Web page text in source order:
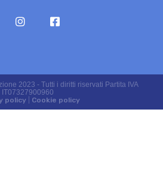
2023 - Tutti i diritti riservati Partita IVA
IT07327900960
policy| Cookie policy